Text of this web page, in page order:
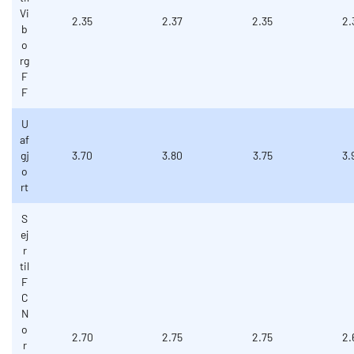
Vi
b
o
rg
F
F
2.35 2.37 2.35
U
af
gj
o
rt
3.70 3.80 3.75
S
ej
r
til
F
C
N
o
r
2.70 2.75 2.75